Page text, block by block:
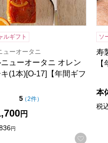
に登録する
ルギフト
ューオータニ
ューオータニ オレン
(1本)[O-17]【年間ギフ
5点（5点満点中）
（2件の評価
）
円
円
お気
ソ
寿
本
税